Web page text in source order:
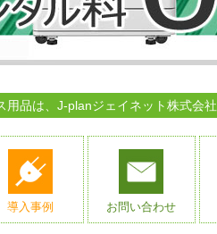
品は、J-planジェイネット株式会社
導入事例 お問い合わせ